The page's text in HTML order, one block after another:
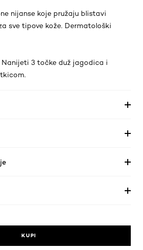
nijanse koje pružaju blistavi
sve tipove kože. Dermatološki
3 točke duž jagodica i
KUPI